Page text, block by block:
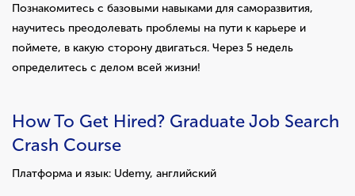
Познакомитесь с базовыми навыками для саморазвития,
научитесь преодолевать проблемы на пути к карьере и
поймете, в какую сторону двигаться. Через 5 недель
определитесь с делом всей жизни!
How To Get Hired? Graduate Job Search
Crash Course
Платформа и язык: Udemy, английский